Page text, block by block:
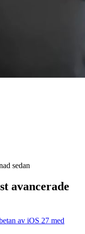
sedan
avancerade
av iOS 27 med